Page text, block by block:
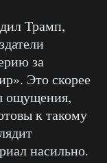
Трамп,
за
Это скорее
ощущения,
к такому
насильно.